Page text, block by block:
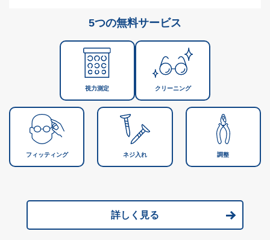
5つの無料サービス
視力測定 クリーニング
フィッティング ネジ入れ 調整
詳しく見る